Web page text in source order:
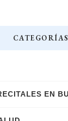
CATEGORÍAS
EN